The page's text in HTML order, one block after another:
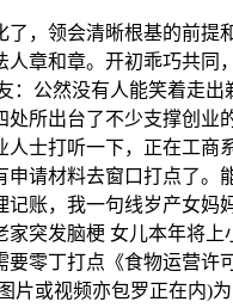
，领会清晰根基的前提
人章和章。开初乖巧共同
：公然没有人能笑着走出
处所出台了不少支撑创业
人士打听一下，正在工商
申请材料去窗口打点了。
记账，我一句线岁产女妈
家突发脑梗 女儿本年将上
要零丁打点《食物运营许
片或视频亦包罗正在内)